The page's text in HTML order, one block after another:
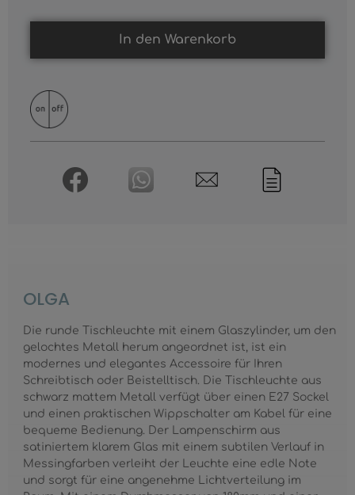
In den Warenkorb
OLGA
Die runde Tischleuchte mit einem Glaszylinder, um den
gelochtes Metall herum angeordnet ist, ist ein
modernes und elegantes Accessoire für Ihren
Schreibtisch oder Beistelltisch. Die Tischleuchte aus
schwarz mattem Metall verfügt über einen E27 Sockel
und einen praktischen Wippschalter am Kabel für eine
bequeme Bedienung. Der Lampenschirm aus
satiniertem klarem Glas mit einem subtilen Verlauf in
Messingfarben verleiht der Leuchte eine edle Note
und sorgt für eine angenehme Lichtverteilung im